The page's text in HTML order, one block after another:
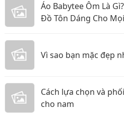
Áo Babytee Ôm Là
Đồ Tôn Dáng Cho
Vì sao bạn mặc đẹp
Cách lựa chọn và
cho nam